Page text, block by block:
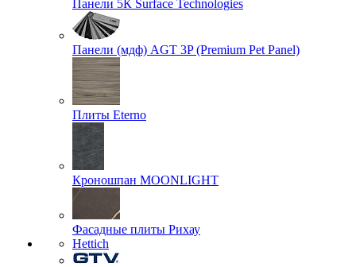
Панели 5К Surface Technologies
Панели (мдф) AGT 3P (Premium Pet Panel)
Плиты Eterno
Кроношпан MOONLIGHT
Фасадные плиты Рихау
Hettich